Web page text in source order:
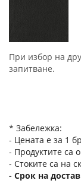
При избор на
запитване.
* Забележка:
- Цената е за 1
- Продуктите са
- Стоките са на
Срок на